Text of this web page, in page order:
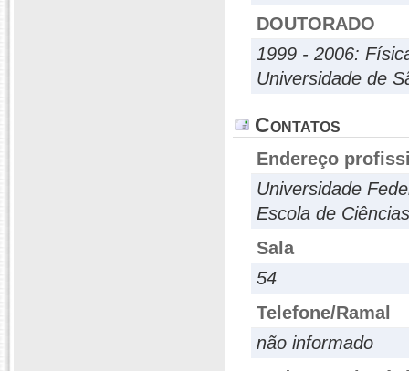
DOUTORADO
1999 - 2006:
Universidade de
Contatos
Endereço
Universidade
Escola de
Sala
54
Telefone/Ramal
não informado